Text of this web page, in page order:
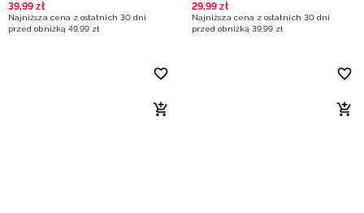
39,99 zł
Najniższa cena z ostatnich 30 dni
przed obniżką 49,99 zł
29,99 zł
Najniższa cena z ostatnich 30 dni
przed obniżką 39,99 zł